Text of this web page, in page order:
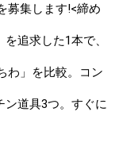
募集します!<締め
追求した1本で、
わ」を比較。コン
道具3つ。すぐに